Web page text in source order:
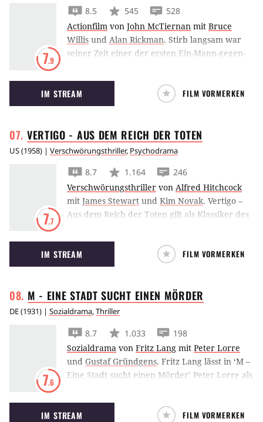
7.9
8.5 545
528
Actionfilm von John McTiernan mit Bruce
Willis und Alan Rickman. Stirb langsam war
seiner Zeit einer der ersten Ein-Mann-gegen-
der erste erfolgreiche – mit einem Bruce
Willis, dem so einfach nichts anhaben kann.
IM STREAM FILM VORMERKEN
VERTIGO - AUS DEM REICH DERTOTEN
US(1958) | Verschwörungsthriller, Psychodrama
7.7
8.7 1.164
246
Verschwörungsthriller von Alfred Hitchcock
mit James Stewart und Kim Novak. Vertigo –
Aus dem Reich der Toten gilt als Klassiker des
James Stewart versucht sein Trauma von der
Angst vor Höhen zu bewältigen.
IM STREAM FILM VORMERKEN
M - EINE STADT SUCHT EINEN MÖRDER
DE(1931) | Sozialdrama,Thriller
7.6
8.7 1.033
198
Sozialdrama von Fritz Lang mit Peter Lorre
und Gustaf Gründgens. Fritz Lang lässt in ‘M –
Eine Stadt sucht einen Mörder’ Peter Lorre als
der 1930er Jahre los.
IM STREAM FILM VORMERKEN